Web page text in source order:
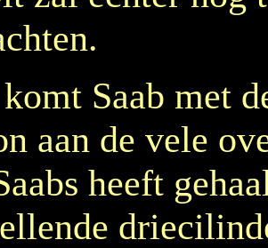
Saab met
aan de vele
heeft